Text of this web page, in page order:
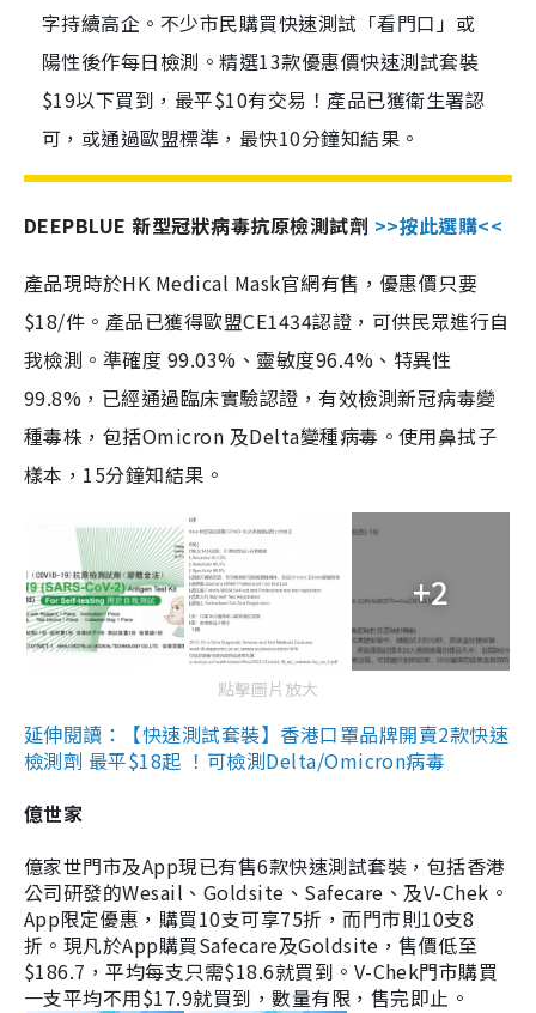
字持續高企。不少市民購買快速測試「看門口」或
陽性後作每日檢測。精選13款優惠價快速測試套裝
$19以下買到，最平$10有交易！產品已獲衛生署認
可，或通過歐盟標準，最快10分鐘知結果。
DEEPBLUE 新型冠狀病毒抗原檢測試劑 >>按此選購<<
產品現時於HK Medical Mask官網有售，優惠價只要
$18/件。產品已獲得歐盟CE1434認證，可供民眾進行自
我檢測。準確度 99.03%、靈敏度96.4%、特異性
99.8%，已經通過臨床實驗認證，有效檢測新冠病毒變
種毒株，包括Omicron 及Delta變種病毒。使用鼻拭子
樣本，15分鐘知結果。
+2
點擊圖片放大
延伸閱讀：【快速測試套裝】香港口罩品牌開賣2款快速
檢測劑 最平$18起 ！可檢測Delta/Omicron病毒
億世家
億家世門市及App現已有售6款快速測試套裝，包括香港
公司研發的Wesail、Goldsite、Safecare、及V-Chek。
App限定優惠，購買10支可享75折，而門市則10支8
折。現凡於App購買Safecare及Goldsite，售價低至
$186.7，平均每支只需$18.6就買到。V-Chek門市購買
一支平均不用$17.9就買到，數量有限，售完即止。